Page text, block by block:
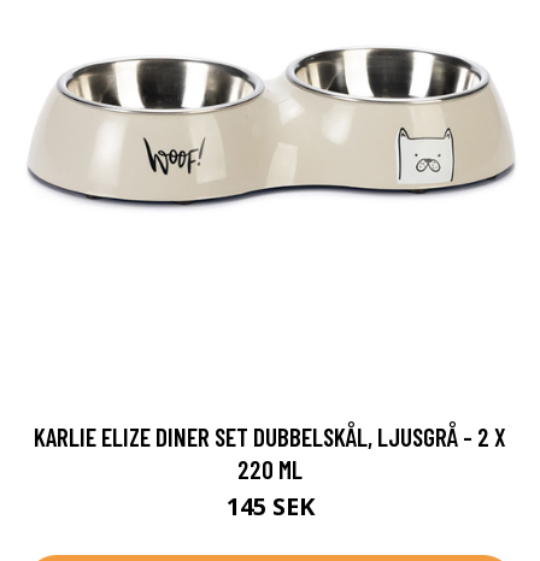
KARLIE ELIZE DINER SET DUBBELSKÅL, LJUSGRÅ - 2 X
220 ML
145 SEK